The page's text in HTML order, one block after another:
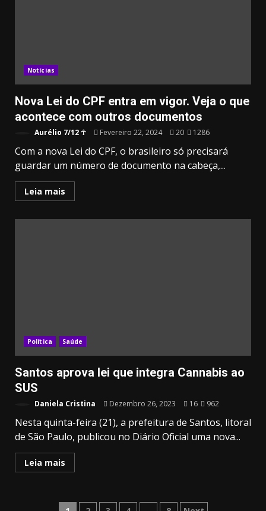
Notícias
Nova Lei do CPF entra em vigor. Veja o que
acontece com outros documentos
Aurélio 7/12 ☥ Fevereiro 22, 2024 20 1286
Com a nova Lei do CPF, o brasileiro só precisará
guardar um número de documento na cabeça,...
Leia mais
Política Saúde
Santos aprova lei que integra Cannabis ao
SUS
Daniela Cristina Dezembro 26, 2023 16 962
Nesta quinta-feira (21), a prefeitura de Santos, litoral
de São Paulo, publicou no Diário Oficial uma nova...
Leia mais